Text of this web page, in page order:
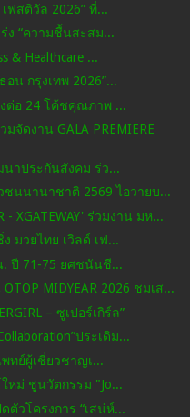
ฟสติวัล 2026” ที่...
ง “ความชื้นสะสม...
& Healthcare ...
น กรุงเทพ 2026”...
งต่อ 24 โค้ชคุณภาพ ...
จัดงาน GALA PREMIERE
าประกันสังคม ร่ว...
ชนนานาชาติ 2569 ไอวายบ...
- XGATEWAY' ร่วมงาน มห...
มวยไทย เวิลด์ เฟ...
. ปี 71-75 ยศชนันชี...
MIDYEAR 2026 ชมเส...
– ซูเปอร์เกิร์ล”
ประเดิม...
ทย์ผู้เชี่ยวชาญเ...
หม่ ชูนวัตกรรม "Jo...
ตัวโครงการ “เสน่ห์...